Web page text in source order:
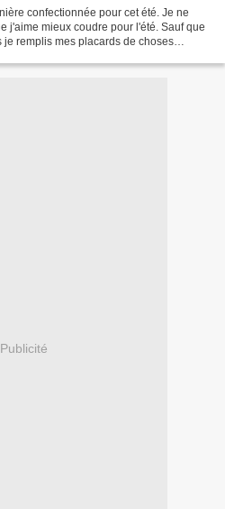
confectionnée pour cet été. Je ne
j'aime mieux coudre pour l'été. Sauf que
je remplis mes placards de choses
Publicité